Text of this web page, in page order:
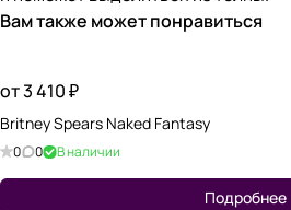
Вам также может понравиться
от 3 410 ₽
Britney Spears Naked Fantasy
0 0 В наличии
Подробнее